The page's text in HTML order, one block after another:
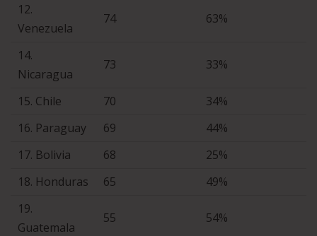
12.
Venezuela
74 63%
14.
Nicaragua
73 33%
15. Chile 70
34%
16. Paraguay
69
44%
17. Bolivia
68
25%
18. Honduras
65
49%
19.
Guatemala
55 54%